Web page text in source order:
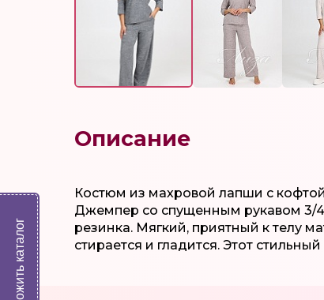
Описание
Костюм из махровой лапши с
Джемпер со спущенным рукавом 3/
резинка. Мягкий, приятный к телу
стирается и гладится. Этот
Выложить каталог